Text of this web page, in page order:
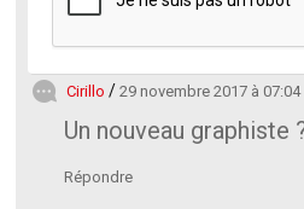
Cirillo 29 novembre 2017 à 07:04
Un nouveau graphiste
Répondre